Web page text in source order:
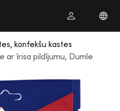
konfekšu kastes
ar īrisa pildījumu, Dumle